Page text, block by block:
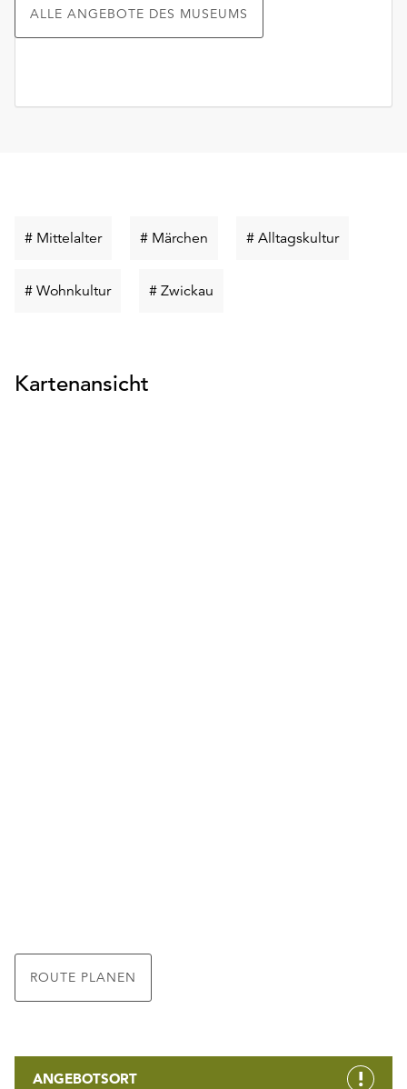
ALLE ANGEBOTE DES MUSEUMS
# MittelalterSchlüsselwort
# Märchen Schlüsselwort
# Alltagskultur
# WohnkulturSchlüsselwort
# Zwickau
Kartenansicht
ROUTE PLANEN
ANGEBOTSORT